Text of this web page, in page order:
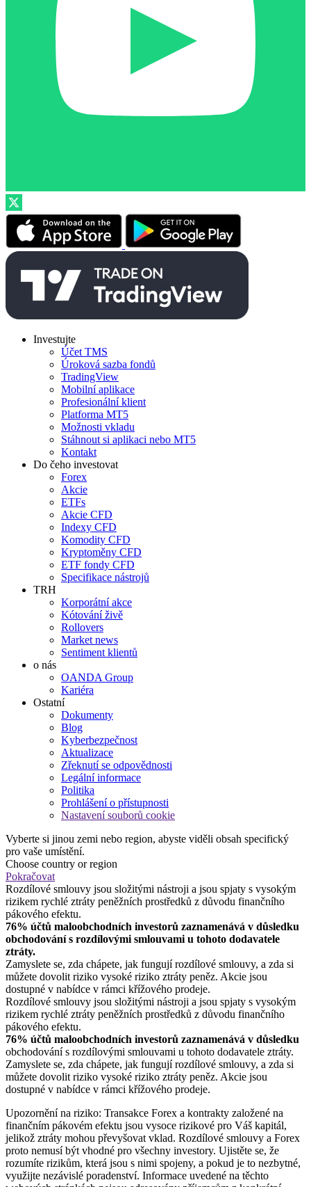
Investujte
Účet TMS
Úroková sazba fondů
TradingView
Mobilní aplikace
Profesionální klient
Platforma MT5
Možnosti vkladu
Stáhnout si aplikaci nebo MT5
Kontakt
Do čeho investovat
Forex
Akcie
ETFs
Akcie CFD
Indexy CFD
Komodity CFD
Kryptoměny CFD
ETF fondy CFD
Specifikace nástrojů
TRH
Korporátní akce
Kótování živě
Rollovers
Market news
Sentiment klientů
o nás
OANDA Group
Kariéra
Ostatní
Dokumenty
Blog
Kyberbezpečnost
Aktualizace
Zřeknutí se odpovědnosti
Legální informace
Politika
Prohlášení o přístupnosti
Nastavení souborů cookie
Vyberte si jinou zemi nebo region, abyste viděli obsah specifický
pro vaše umístění.
Choose country or region
Pokračovat
Rozdílové smlouvy jsou složitými nástroji a jsou spjaty s vysokým
rizikem rychlé ztráty peněžních prostředků z důvodu finančního
pákového efektu.
76% účtů maloobchodních investorů zaznamenává v důsledku
obchodování s rozdílovými smlouvami u tohoto dodavatele
ztráty.
Zamyslete se, zda chápete, jak fungují rozdílové smlouvy, a zda si
můžete dovolit riziko vysoké riziko ztráty peněz. Akcie jsou
dostupné v nabídce v rámci křížového prodeje.
Rozdílové smlouvy jsou složitými nástroji a jsou spjaty s vysokým
rizikem rychlé ztráty peněžních prostředků z důvodu finančního
pákového efektu.
76% účtů maloobchodních investorů zaznamenává v důsledku
obchodování s rozdílovými smlouvami u tohoto dodavatele ztráty.
Zamyslete se, zda chápete, jak fungují rozdílové smlouvy, a zda si
můžete dovolit riziko vysoké riziko ztráty peněz. Akcie jsou
dostupné v nabídce v rámci křížového prodeje.
Upozornění na riziko: Transakce Forex a kontrakty založené na
finančním pákovém efektu jsou vysoce rizikové pro Váš kapitál,
jelikož ztráty mohou převyšovat vklad. Rozdílové smlouvy a Forex
proto nemusí být vhodné pro všechny investory. Ujistěte se, že
rozumíte rizikům, která jsou s nimi spojeny, a pokud je to nezbytné,
využijte nezávislé poradenství. Informace uvedené na těchto